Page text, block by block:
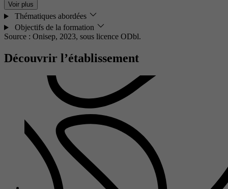
Voir plus
Thématiques abordées
Objectifs de la formation
Source : Onisep, 2023, sous licence ODbl.
Découvrir l’établissement